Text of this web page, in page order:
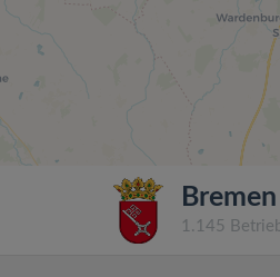
Bremen
1.145